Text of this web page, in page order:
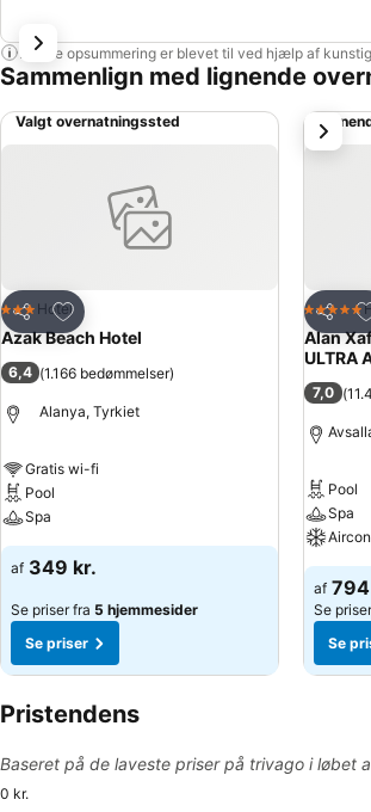
Denne opsummering er blevet til ved hjælp af
Sammenlign med lignende
Valgt overnatningssted
Del
Føj til favoritter
3 Stjerner
Hotel
Azak Beach Hotel
6,4 (1.166 bedømmelser)
Alanya, Tyrkiet
Gratis wi-fi
Pool
Spa
af 349 kr.
Se priser fra 5 hjemmesider
Se priser
Del
5 Stjerner
Alan
ULTRA
7,0 (
Pool
Spa
af
Se
Se
næste
Pristendens
Baseret på de laveste priser på trivago i løbet
0 kr.